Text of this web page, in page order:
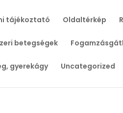
tájékoztató Oldaltérkép
betegségek
gyerekágy Uncategorized